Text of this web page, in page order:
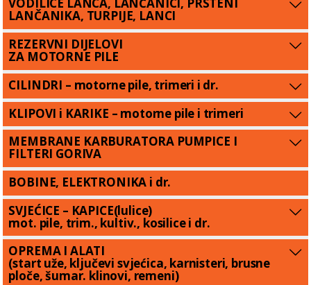
VODILICE LANCA, LANČANICI, PRSTENI
LANČANIKA, TURPIJE, LANCI
REZERVNI DIJELOVI
ZA MOTORNE PILE
CILINDRI – motorne pile, trimeri i dr.
KLIPOVI i KARIKE – motorne pile i trimeri
MEMBRANE KARBURATORA PUMPICE I
FILTERI GORIVA
BOBINE, ELEKTRONIKA i dr.
SVJEĆICE – KAPICE(lulice)
mot. pile, trim., kultiv., kosilice i dr.
OPREMA I ALATI
(start uže, ključevi svjećica, karnisteri, brusne
ploče, šumar. klinovi, remeni)